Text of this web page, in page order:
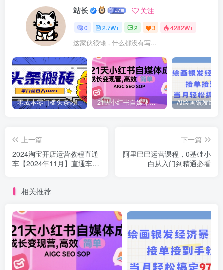
站长 关注
0 2.7W+ 2 3 4282W+
这家伙很懒，什么都没有写...
零成本零门槛头条热点搬运术，零门槛日入100+，工具+教程全部附上 21天小红书自媒体成长变现营，高效 简单 AIGC SEO SOP
上一篇
2024淘宝开店运营教程直通
车【2024年11月】直通车，
下一篇
阿里巴巴运营课程，0基础小
白从入门到精通必看
相关推荐